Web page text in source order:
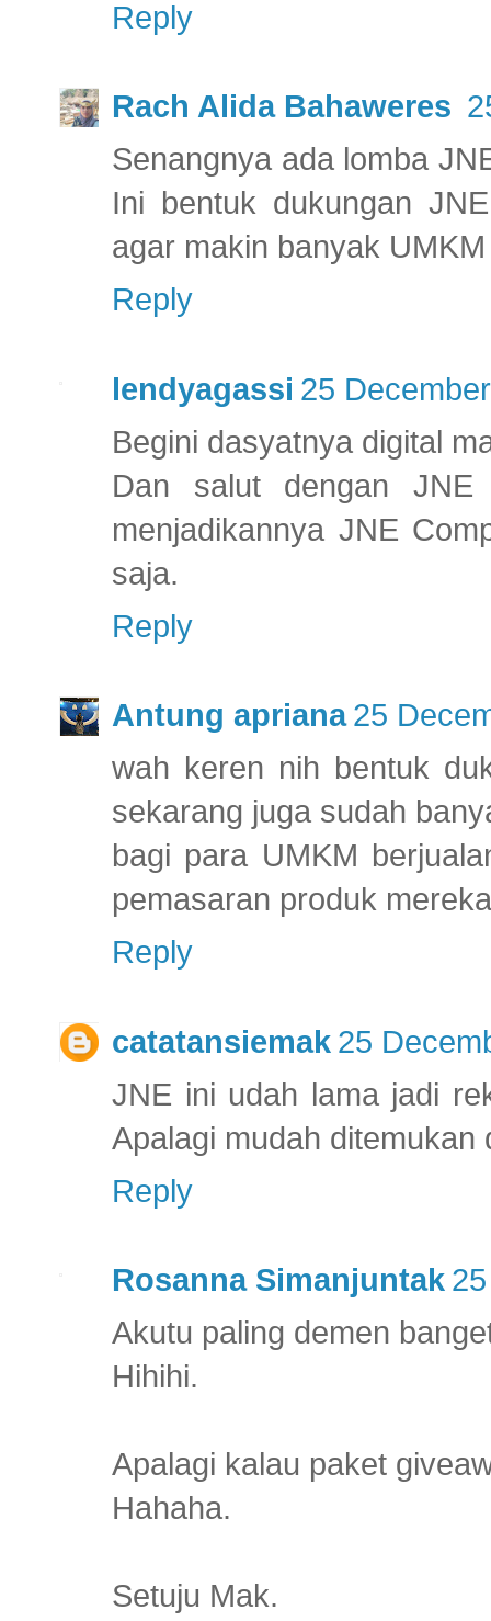
Reply
Rach Alida Bahaweres
Senangnya ada lomba
Ini bentuk dukungan
agar makin banyak
Reply
lendyagassi 25
Begini dasyatnya digital
Dan salut dengan JNE
menjadikannya JNE
saja.
Reply
Antung apriana 25
wah keren nih bentuk
sekarang juga sudah
bagi para UMKM
pemasaran produk mereka
Reply
catatansiemak 25
JNE ini udah lama jadi
Apalagi mudah ditemukan
Reply
Rosanna Simanjuntak
Akutu paling demen
Hihihi.
Apalagi kalau paket
Hahaha.
Setuju Mak.